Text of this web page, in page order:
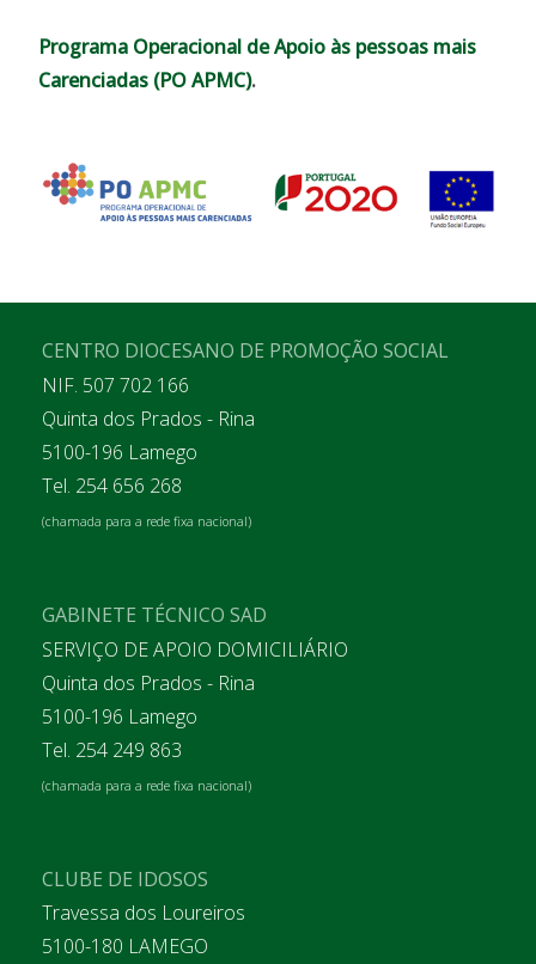
Programa Operacional de Apoio às pessoas mais
Carenciadas (PO APMC).
CENTRO DIOCESANO DE PROMOÇÃO SOCIAL
NIF. 507 702 166
Quinta dos Prados - Rina
5100-196 Lamego
Tel. 254 656 268
(chamada para a rede fixa nacional)
GABINETE TÉCNICO SAD
SERVIÇO DE APOIO DOMICILIÁRIO
Quinta dos Prados - Rina
5100-196 Lamego
Tel. 254 249 863
(chamada para a rede fixa nacional)
CLUBE DE IDOSOS
Travessa dos Loureiros
5100-180 LAMEGO